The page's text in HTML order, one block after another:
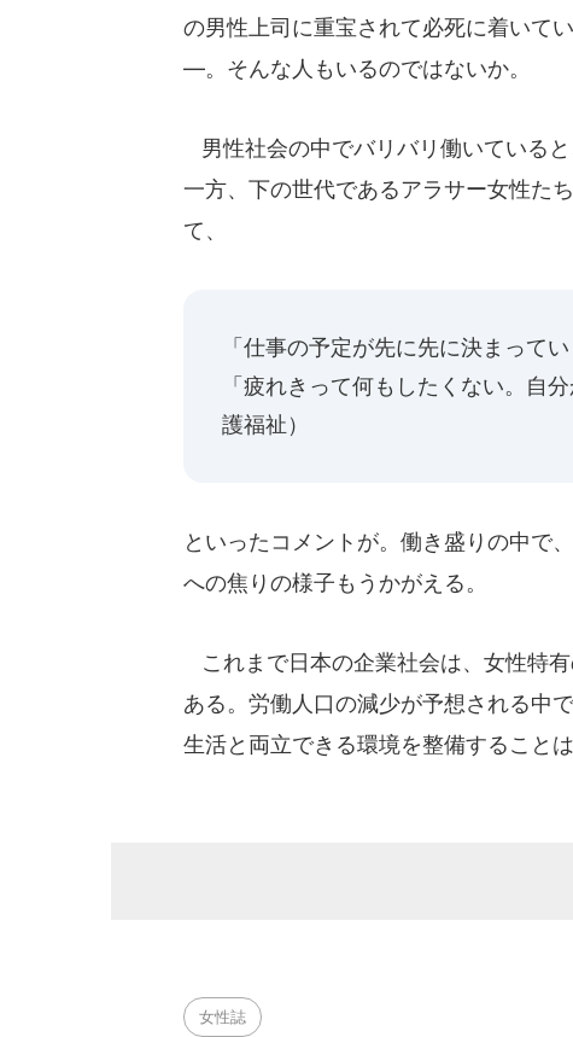
の男性上司に重宝されて必死に着いて
―。そんな人もいるのではないか。
男性社会の中でバリバリ働いている
一方、下の世代であるアラサー女性た
て、
「仕事の予定が先に先に決まって
「疲れきって何もしたくない。自
護福祉）
といったコメントが。働き盛りの中で
への焦りの様子もうかがえる。
これまで日本の企業社会は、女性特
ある。労働人口の減少が予想される中
生活と両立できる環境を整備すること
女性誌